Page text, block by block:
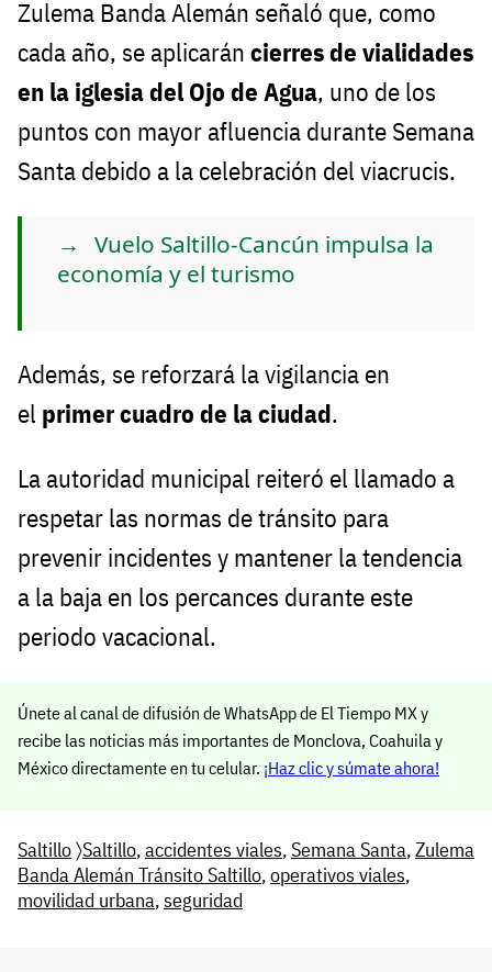
Zulema Banda Alemán señaló que, como
cada año, se aplicarán cierres de vialidades
en la iglesia del Ojo de Agua, uno de los
puntos con mayor afluencia durante Semana
Santa debido a la celebración del viacrucis.
Vuelo Saltillo-Cancún impulsa la
economía y el turismo
Además, se reforzará la vigilancia en
el primer cuadro de la ciudad.
La autoridad municipal reiteró el llamado a
respetar las normas de tránsito para
prevenir incidentes y mantener la tendencia
a la baja en los percances durante este
periodo vacacional.
Únete al canal de difusión de WhatsApp de El Tiempo MX y
recibe las noticias más importantes de Monclova, Coahuila y
México directamente en tu celular. ¡Haz clic y súmate ahora!
Saltillo〉Saltillo,accidentes viales, Semana Santa,Zulema
Banda Alemán Tránsito Saltillo,operativos viales,
movilidad urbana,seguridad